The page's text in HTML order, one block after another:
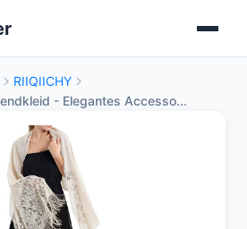
RIIQIICHY
- Elegantes Accesso...